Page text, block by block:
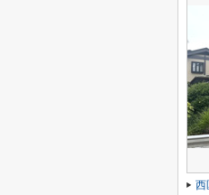
西